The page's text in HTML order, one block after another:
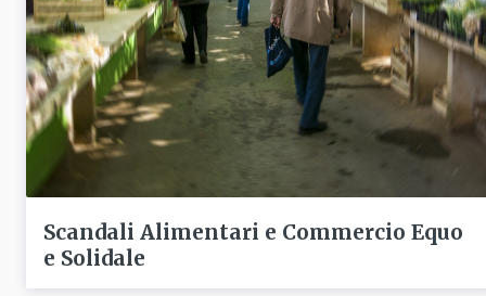
Scandali Alimentari e Commercio Equo
e Solidale